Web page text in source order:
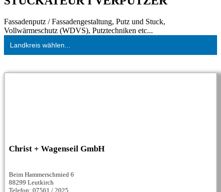
Fassadenputz / Fassadengestaltung, Putz und Stuck,
Vollwärmeschutz (WDVS), Putztechniken etc...
Landkreis wählen...
Christ + Wagenseil GmbH
Beim Hammerschmied 6
88299 Leutkirch
Telefon: 07561 / 2025